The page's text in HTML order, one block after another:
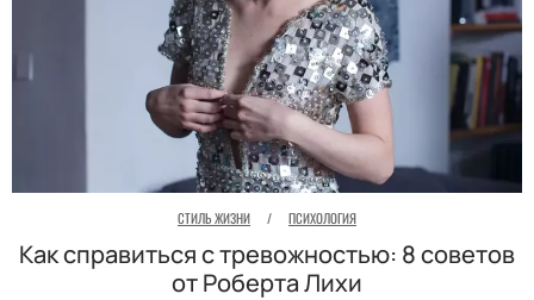
СТИЛЬ ЖИЗНИ / ПСИХОЛОГИЯ
Как справиться с тревожностью: 8 советов
от Роберта Лихи